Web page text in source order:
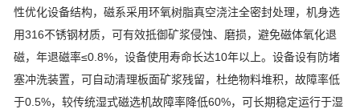
性优化设备结构，磁系采用环氧树脂真空浇注全密封处理，机身选
用316不锈钢材质，可有效抵御矿浆侵蚀、磨损，避免磁体氧化退
磁，年退磁率≤0.8%，设备使用寿命长达10年以上。设备设有防堵
塞冲洗装置，可自动清理板面矿浆残留，杜绝物料堆积，故障率低
于0.5%，较传统湿式磁选机故障率降低60%，可长期稳定运行于湿